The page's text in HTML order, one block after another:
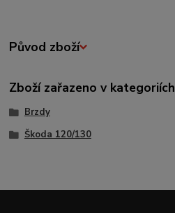
Původ zboží
Zboží zařazeno v kategoriích
Brzdy
Škoda 120/130